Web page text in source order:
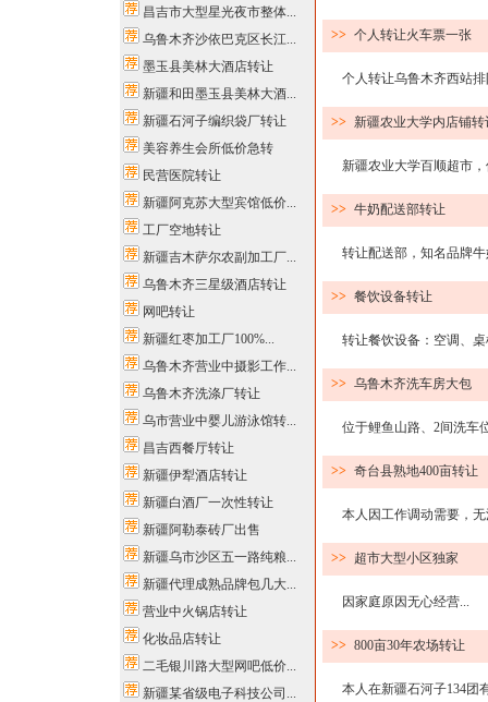
昌吉市大型星光夜市整体...
乌鲁木齐沙依巴克区长江...
墨玉县美林大酒店转让
新疆和田墨玉县美林大酒...
新疆石河子编织袋厂转让
美容养生会所低价急转
民营医院转让
新疆阿克苏大型宾馆低价...
工厂空地转让
新疆吉木萨尔农副加工厂...
乌鲁木齐三星级酒店转让
网吧转让
新疆红枣加工厂100%...
乌鲁木齐营业中摄影工作...
乌鲁木齐洗涤厂转让
乌市营业中婴儿游泳馆转...
昌吉西餐厅转让
新疆伊犁酒店转让
新疆白酒厂一次性转让
新疆阿勒泰砖厂出售
新疆乌市沙区五一路纯粮...
新疆代理成熟品牌包几大...
营业中火锅店转让
化妆品店转让
二毛银川路大型网吧低价...
新疆某省级电子科技公司...
>> 个人转让火车票一张
个人转让乌鲁木齐西站排
>> 新疆农业大学内店铺转
新疆农业大学百顺超市，
>> 牛奶配送部转让
转让配送部，知名品牌牛
>> 餐饮设备转让
转让餐饮设备：空调、桌
>> 乌鲁木齐洗车房大包
位于鲤鱼山路、2间洗车
>> 奇台县熟地400亩转让
本人因工作调动需要，无
>> 超市大型小区独家
因家庭原因无心经营...
>> 800亩30年农场转让
本人在新疆石河子134团